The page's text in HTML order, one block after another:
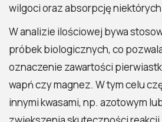
wilgoci oraz absorpcję
W analizie ilościowej bywa
próbek biologicznych, co
oznaczenie zawartości
wapń czy magnez. W tym celu
innymi kwasami, np. azotowym